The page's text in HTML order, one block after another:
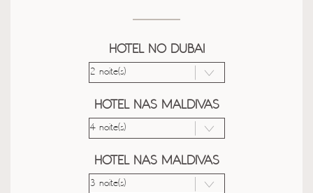
HOTEL NO DUBAI
HOTEL NAS MALDIVAS
HOTEL NAS MALDIVAS